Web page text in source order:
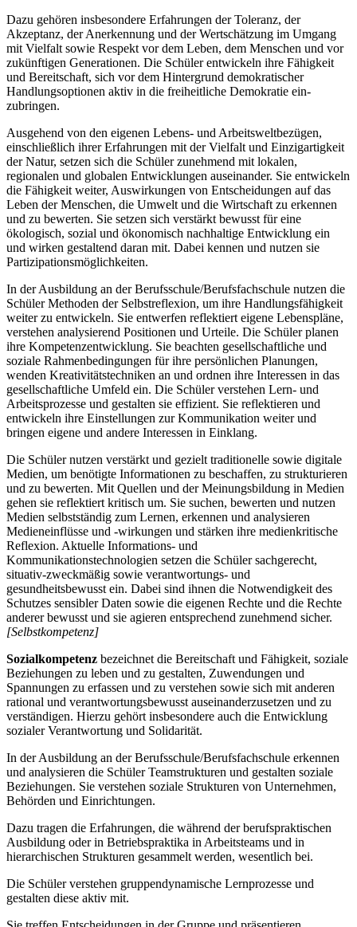
Dazu gehören insbesondere Erfahrungen der Toleranz, der
Akzeptanz, der Anerkennung und der Wertschätzung im Umgang
mit Vielfalt sowie Respekt vor dem Leben, dem Menschen und vor
zukünftigen Generationen. Die Schüler entwickeln ihre Fähigkeit
und Bereitschaft, sich vor dem Hintergrund demokratischer
Handlungsoptionen aktiv in die freiheitliche Demokratie ein-
zubringen.
Ausgehend von den eigenen Lebens- und Arbeitsweltbezügen,
einschließlich ihrer Erfahrungen mit der Vielfalt und Einzigartigkeit
der Natur, setzen sich die Schüler zunehmend mit lokalen,
regionalen und globalen Entwicklungen auseinander. Sie entwickeln
die Fähigkeit weiter, Auswirkungen von Entscheidungen auf das
Leben der Menschen, die Umwelt und die Wirtschaft zu erkennen
und zu bewerten. Sie setzen sich verstärkt bewusst für eine
ökologisch, sozial und ökonomisch nachhaltige Entwicklung ein
und wirken gestaltend daran mit. Dabei kennen und nutzen sie
Partizipationsmöglichkeiten.
In der Ausbildung an der Berufsschule/Berufsfachschule nutzen die
Schüler Methoden der Selbstreflexion, um ihre Handlungsfähigkeit
weiter zu entwickeln. Sie entwerfen reflektiert eigene Lebenspläne,
verstehen analysierend Positionen und Urteile. Die Schüler planen
ihre Kompetenzentwicklung. Sie beachten gesellschaftliche und
soziale Rahmenbedingungen für ihre persönlichen Planungen,
wenden Kreativitätstechniken an und ordnen ihre Interessen in das
gesellschaftliche Umfeld ein. Die Schüler verstehen Lern- und
Arbeitsprozesse und gestalten sie effizient. Sie reflektieren und
entwickeln ihre Einstellungen zur Kommunikation weiter und
bringen eigene und andere Interessen in Einklang.
Die Schüler nutzen verstärkt und gezielt traditionelle sowie digitale
Medien, um benötigte Informationen zu beschaffen, zu strukturieren
und zu bewerten. Mit Quellen und der Meinungsbildung in Medien
gehen sie reflektiert kritisch um. Sie suchen, bewerten und nutzen
Medien selbstständig zum Lernen, erkennen und analysieren
Medieneinflüsse und -wirkungen und stärken ihre medienkritische
Reflexion. Aktuelle Informations- und
Kommunikationstechnologien setzen die Schüler sachgerecht,
situativ-zweckmäßig sowie verantwortungs- und
gesundheitsbewusst ein. Dabei sind ihnen die Notwendigkeit des
Schutzes sensibler Daten sowie die eigenen Rechte und die Rechte
anderer bewusst und sie agieren entsprechend zunehmend sicher.
[Selbstkompetenz]
Sozialkompetenz bezeichnet die Bereitschaft und Fähigkeit, soziale
Beziehungen zu leben und zu gestalten, Zuwendungen und
Spannungen zu erfassen und zu verstehen sowie sich mit anderen
rational und verantwortungsbewusst auseinanderzusetzen und zu
verständigen. Hierzu gehört insbesondere auch die Entwicklung
sozialer Verantwortung und Solidarität.
In der Ausbildung an der Berufsschule/Berufsfachschule erkennen
und analysieren die Schüler Teamstrukturen und gestalten soziale
Beziehungen. Sie verstehen soziale Strukturen von Unternehmen,
Behörden und Einrichtungen.
Dazu tragen die Erfahrungen, die während der berufspraktischen
Ausbildung oder in Betriebspraktika in Arbeitsteams und in
hierarchischen Strukturen gesammelt werden, wesentlich bei.
Die Schüler verstehen gruppendynamische Lernprozesse und
gestalten diese aktiv mit.